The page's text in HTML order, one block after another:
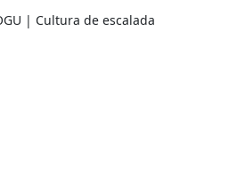
| Cultura de escalada